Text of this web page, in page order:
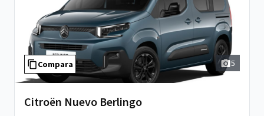
Compara 5
Citroën Nuevo Berlingo